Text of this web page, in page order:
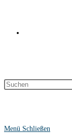
Menü Schließen